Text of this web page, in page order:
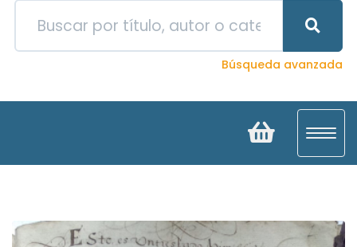
Búsqueda avanzada